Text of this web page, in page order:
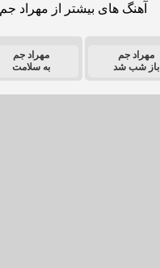
آهنگ های بیشتر از مهراد جم
مهراد جم
باز شب شد
مهراد جم
به سلامت